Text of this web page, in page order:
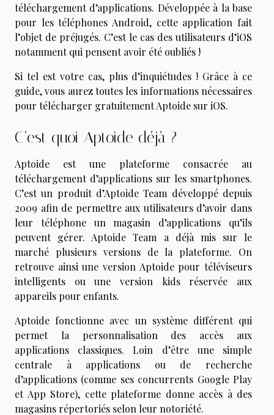
téléchargement d’applications. Développée à la base
pour les téléphones Android, cette application fait
l’objet de préjugés. C’est le cas des utilisateurs d’iOS
notamment qui pensent avoir été oubliés !
Si tel est votre cas, plus d’inquiétudes ! Grâce à ce
guide, vous aurez toutes les informations nécessaires
pour télécharger gratuitement Aptoide sur iOS.
C’est quoi Aptoide déjà ?
Aptoide est une plateforme consacrée au
téléchargement d’applications sur les smartphones.
C’est un produit d’Aptoide Team développé depuis
2009 afin de permettre aux utilisateurs d’avoir dans
leur téléphone un magasin d’applications qu’ils
peuvent gérer. Aptoide Team a déjà mis sur le
marché plusieurs versions de la plateforme. On
retrouve ainsi une version Aptoide pour téléviseurs
intelligents ou une version kids réservée aux
appareils pour enfants.
Aptoide fonctionne avec un système différent qui
permet la personnalisation des accès aux
applications classiques. Loin d’être une simple
centrale à applications ou de recherche
d’applications (comme ses concurrents Google Play
et App Store), cette plateforme donne accès à des
magasins répertoriés selon leur notoriété.